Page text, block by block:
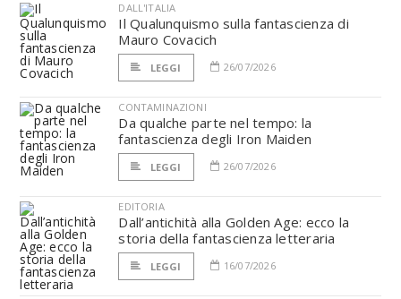
DALL'ITALIA
Il Qualunquismo sulla fantascienza di
Mauro Covacich
LEGGI 26/07/2026
CONTAMINAZIONI
Da qualche parte nel tempo: la
fantascienza degli Iron Maiden
LEGGI 26/07/2026
EDITORIA
Dall’antichità alla Golden Age: ecco la
storia della fantascienza letteraria
LEGGI 16/07/2026